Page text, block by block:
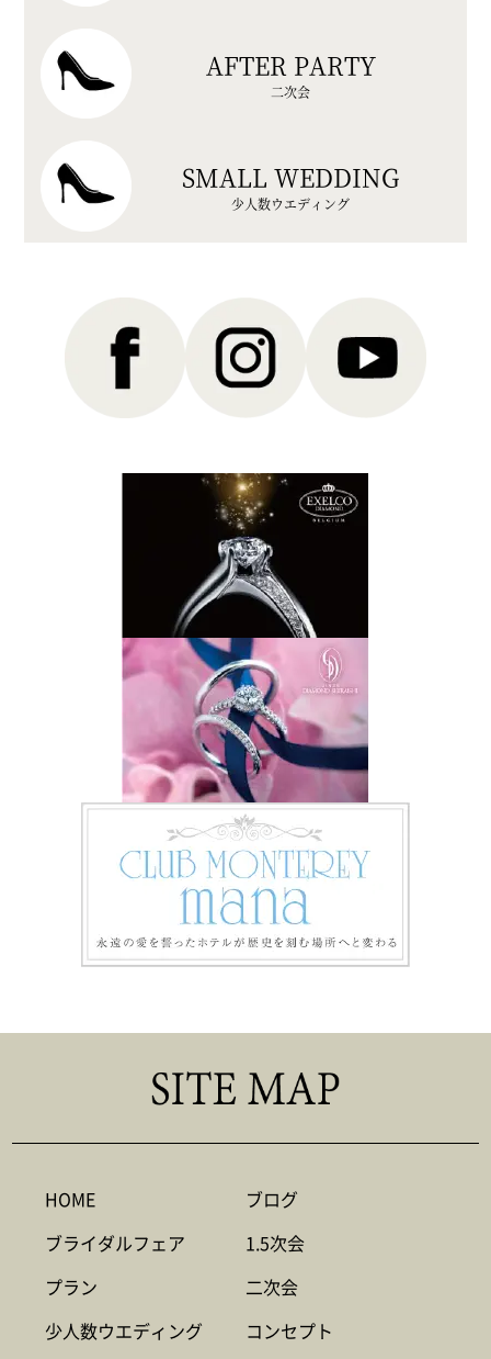
AFTER PARTY
二次会
SMALL WEDDING
少人数ウエディング
HOME
ブライダルフェア
プラン
少人数ウエディング
ブログ
1.5次会
二次会
コンセプト